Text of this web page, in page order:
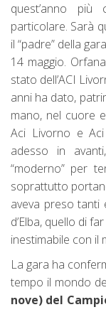
quest’anno
particolare. Sarà
il “padre” della
14 maggio.
stato dell’ACI
anni ha dato,
mano, nel cuore
Aci Livorno e
adesso in
“moderno” per
soprattutto
aveva preso tanti
d’Elba, quello di
inestimabile con il
La gara ha
tempo il mondo
nove) del